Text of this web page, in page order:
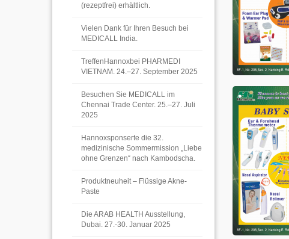
(rezeptfrei) erhältlich.
Vielen Dank für Ihren Besuch bei
MEDICALL India.
TreffenHannoxbei PHARMEDI
VIETNAM. 24.–27. September 2025
Besuchen Sie MEDICALL im
Chennai Trade Center. 25.–27. Juli
2025
Hannoxsponserte die 32.
medizinische Sommermission „Liebe
ohne Grenzen“ nach Kambodscha.
Produktneuheit – Flüssige Akne-
Paste
Die ARAB HEALTH Ausstellung,
Dubai. 27.-30. Januar 2025